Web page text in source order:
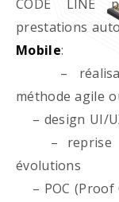
CODE LINE
prestations
Mobile:
–
méthode agile
– design UI/
– reprise
évolutions
– POC (Proof